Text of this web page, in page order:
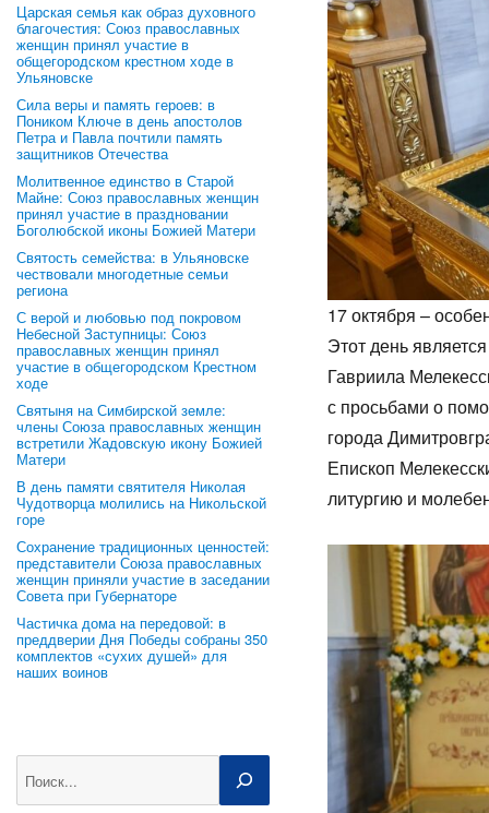
Царская семья как образ духовного
благочестия: Союз православных
женщин принял участие в
общегородском крестном ходе в
Ульяновске
Сила веры и память героев: в
Поником Ключе в день апостолов
Петра и Павла почтили память
защитников Отечества
Молитвенное единство в Старой
Майне: Союз православных женщин
принял участие в праздновании
Боголюбской иконы Божией Матери
Святость семейства: в Ульяновске
чествовали многодетные семьи
региона
С верой и любовью под покровом
Небесной Заступницы: Союз
православных женщин принял
участие в общегородском Крестном
ходе
Святыня на Симбирской земле:
члены Союза православных женщин
встретили Жадовскую икону Божией
Матери
В день памяти святителя Николая
Чудотворца молились на Никольской
горе
Сохранение традиционных ценностей:
представители Союза православных
женщин приняли участие в заседании
Совета при Губернаторе
Частичка дома на передовой: в
преддверии Дня Победы собраны 350
комплектов «сухих душей» для
наших воинов
17 октября –
Этот день
Гавриила
с просьбами о
города
Епископ
литургию и